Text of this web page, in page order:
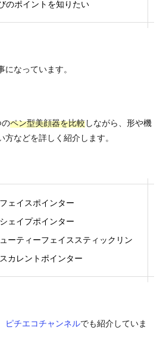
のポイントを知りたい
なっています。
のペン型美顔器を比較しながら、形や機
などを詳しく紹介します。
ェイスポインター
ェイプポインター
ーティーフェイススティックリン
カレントポインター
ピチエコチャンネルでも紹介していま